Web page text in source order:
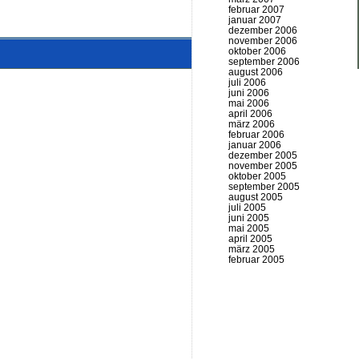
februar 2007
januar 2007
dezember 2006
november 2006
oktober 2006
september 2006
august 2006
juli 2006
juni 2006
mai 2006
april 2006
märz 2006
februar 2006
januar 2006
dezember 2005
november 2005
oktober 2005
september 2005
august 2005
juli 2005
juni 2005
mai 2005
april 2005
märz 2005
februar 2005